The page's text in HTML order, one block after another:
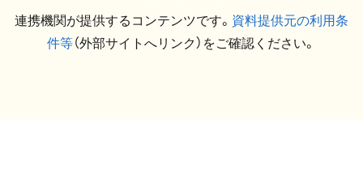
連携機関が提供するコンテンツです。 資料提供元の利用条
件等（外部サイトへリンク）をご確認ください。